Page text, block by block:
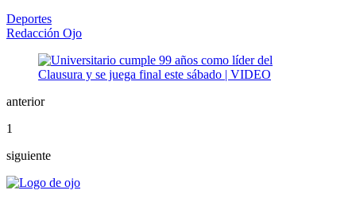
Deportes
Redacción Ojo
anterior
1
siguiente